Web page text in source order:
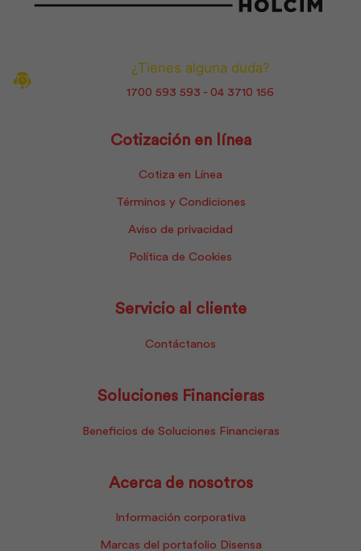
¿Tienes alguna duda?
1700 593 593 - 04 3710 156
Cotización en línea
Cotiza en Línea
Términos y Condiciones
Aviso de privacidad
Política de Cookies
Servicio al cliente
Contáctanos
Soluciones Financieras
Beneficios de Soluciones Financieras
Acerca de nosotros
Información corporativa
Marcas del portafolio Disensa